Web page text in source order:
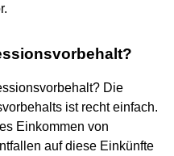
Die
ist recht einfach.
Einkommen von
auf diese Einkünfte